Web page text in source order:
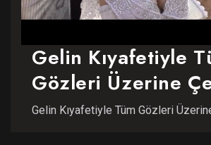
Gelin Kıyafetiyle
Gözleri Üzerine
Gelin Kıyafetiyle Tüm Gözleri